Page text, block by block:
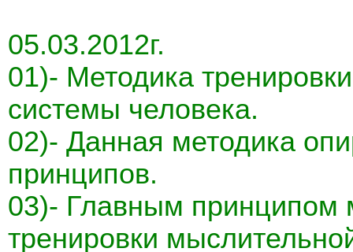
05.03.2012г.
01)- Методика
системы человека.
02)- Данная методика
принципов.
03)- Главным принципом
тренировки